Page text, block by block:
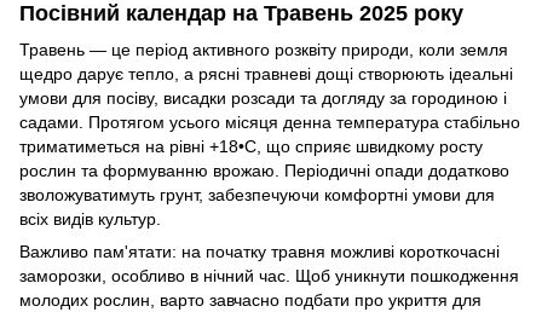
Посівний календар на Травень 2025 року
Травень — це період активного розквіту природи, коли земля
щедро дарує тепло, а рясні травневі дощі створюють ідеальні
умови для посіву, висадки розсади та догляду за городиною і
садами. Протягом усього місяця денна температура стабільно
триматиметься на рівні +18•С, що сприяє швидкому росту
рослин та формуванню врожаю. Періодичні опади додатково
зволожуватимуть грунт, забезпечуючи комфортні умови для
всіх видів культур.
Важливо пам'ятати: на початку травня можливі короткочасні
заморозки, особливо в нічний час. Щоб уникнути пошкодження
молодих рослин, варто завчасно подбати про укриття для